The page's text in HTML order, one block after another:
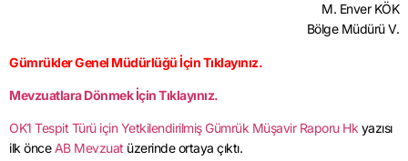
M. Enver KÖK
Bölge Müdürü V.
Gümrükler Genel Müdürlüğü İçin Tıklayınız.
Mevzuatlara Dönmek İçin Tıklayınız.
OK1 Tespit Türü için Yetkilendirilmiş Gümrük Müşavir Raporu Hkyazısı
ilk önceAB Mevzuatüzerinde ortaya çıktı.